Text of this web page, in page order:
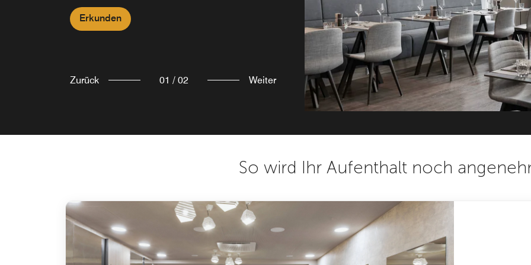
Erkunden
Zurück 01 / 02 Weiter
So wird Ihr Aufenthalt noch